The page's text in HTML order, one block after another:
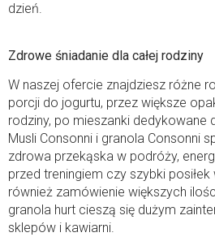
dzień.
Zdrowe śniadanie dla całej rodziny
W naszej ofercie znajdziesz różne
porcji do jogurtu, przez większe
rodziny, po mieszanki dedykowane
Musli Consonni i granola Consonni
zdrowa przekąska w podróży,
przed treningiem czy szybki
również zamówienie większych
granola hurt cieszą się dużym
sklepów i kawiarni.